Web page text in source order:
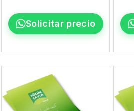
Solicitar precio